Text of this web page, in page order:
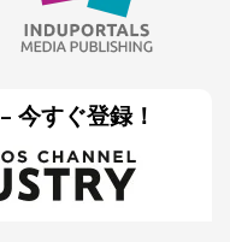
今すぐ登録！